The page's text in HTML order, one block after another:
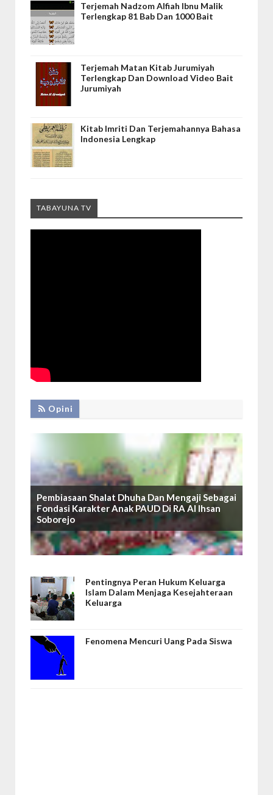
Terjemah Nadzom Alfiah Ibnu Malik
Terlengkap 81 Bab Dan 1000 Bait
Terjemah Matan Kitab Jurumiyah
Terlengkap Dan Download Video Bait
Jurumiyah
Kitab Imriti Dan Terjemahannya Bahasa
Indonesia Lengkap
TABAYUNA TV
Opini
Pembiasaan Shalat Dhuha Dan Mengaji Sebagai
Fondasi Karakter Anak PAUD Di RA Al Ihsan
Soborejo
Pentingnya Peran Hukum Keluarga
Islam Dalam Menjaga Kesejahteraan
Keluarga
Fenomena Mencuri Uang Pada Siswa